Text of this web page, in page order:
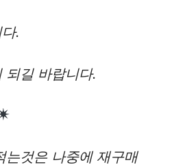
.
되길 바랍니다.
는것은 나중에 재구매